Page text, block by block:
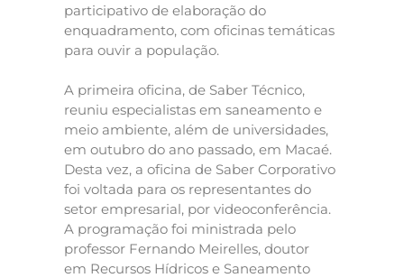
participativo de elaboração do
enquadramento, com oficinas temáticas
para ouvir a população.
A primeira oficina, de Saber Técnico,
reuniu especialistas em saneamento e
meio ambiente, além de universidades,
em outubro do ano passado, em Macaé.
Desta vez, a oficina de Saber Corporativo
foi voltada para os representantes do
setor empresarial, por videoconferência.
A programação foi ministrada pelo
professor Fernando Meirelles, doutor
em Recursos Hídricos e Saneamento